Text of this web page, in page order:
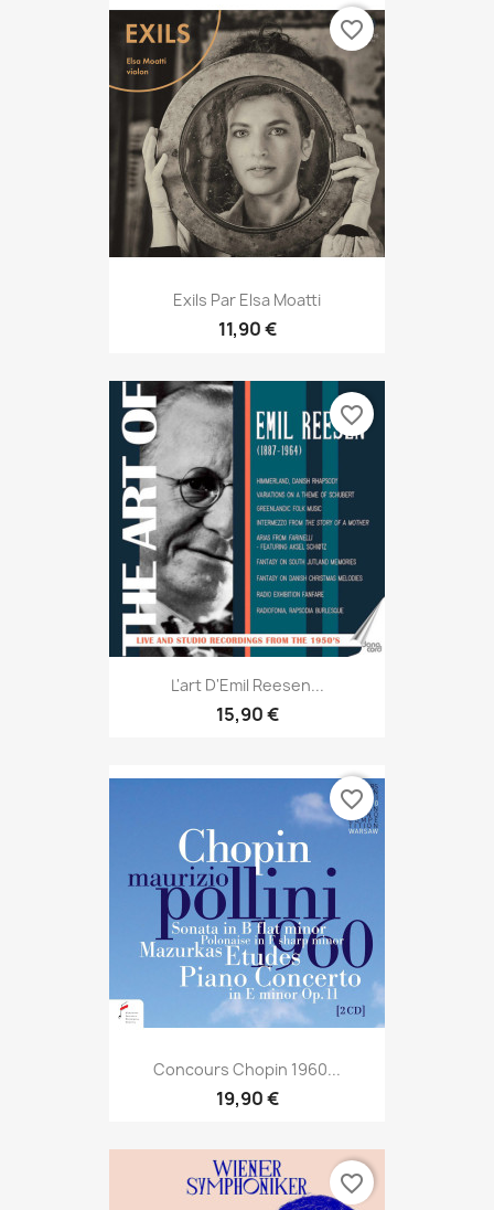
Exils Par Elsa Moatti
11,90 €
favorite_border
L'art D'Emil Reesen...
15,90 €
favorite_border
Concours Chopin 1960...
19,90 €
favorite_border
favorite_border